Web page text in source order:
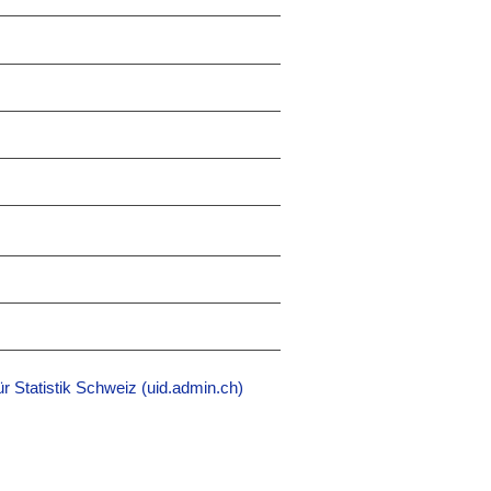
Statistik Schweiz (uid.admin.ch)